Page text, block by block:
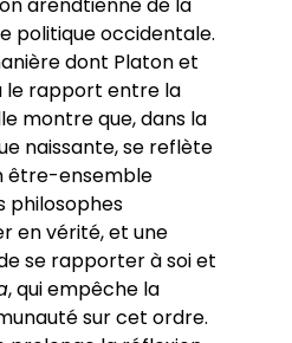
politique occidentale.
dont Platon et
le rapport entre la
montre que, dans la
naissante, se reflète
être-ensemble
philosophes
en vérité, et une
se rapporter à soi et
, qui empêche la
sur cet ordre.